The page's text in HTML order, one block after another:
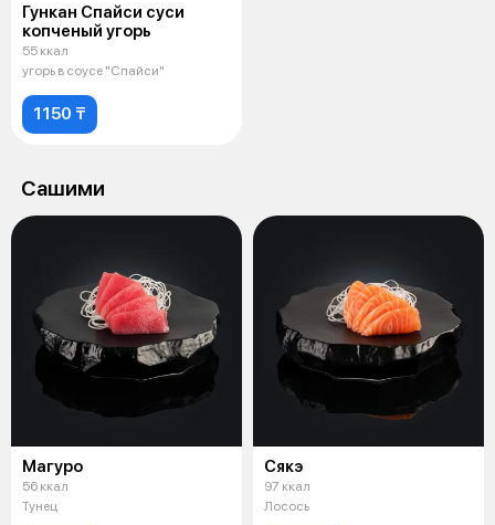
Гункан Спайси суси
копченый угорь
55 ккал
угорь в соусе "Спайси"
1150 ₸
Сашими
Магуро
56 ккал
Тунец
Сякэ
97 ккал
Лосось